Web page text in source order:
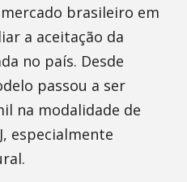
brasileiro em
a aceitação da
no país. Desde
passou a ser
na modalidade de
especialmente